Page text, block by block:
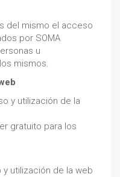
del mismo el acceso
por SOMA
u
mismos.
y utilización de la
gratuito para los
utilización de la web